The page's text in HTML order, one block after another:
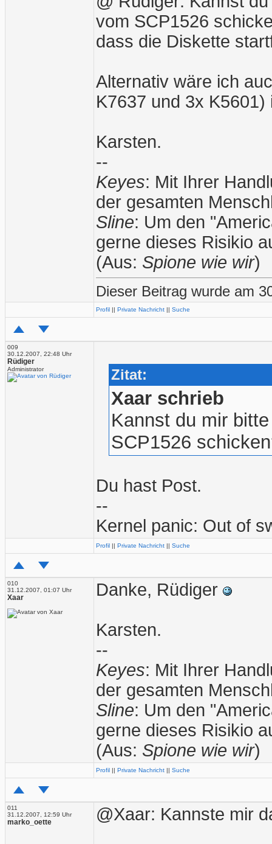
vom SCP1526
dass die Diskette
Alternativ wäre ich
K7637 und 3x K5601)
Karsten.
--
Keyes: Mit Ihrer
der gesamten
Sline: Um den
gerne dieses Risikio
(Aus: Spione wie wir)
Dieser Beitrag wurde am
Profil || Private Nachricht || Suche
009
30.12.2007, 22:48 Uhr
Rüdiger
Administrator Zitat:
Xaar schrieb
Kannst du mir
SCP1526
Du hast Post.
--
Kernel panic: Out of
Profil || Private Nachricht || Suche
010
31.12.2007, 01:07 Uhr
Xaar Danke, Rüdiger
Karsten.
--
Keyes: Mit Ihrer
der gesamten
Sline: Um den
gerne dieses Risikio
(Aus: Spione wie wir)
Profil || Private Nachricht || Suche
011
31.12.2007, 12:59 Uhr
marko_oette @Xaar: Kannste mir